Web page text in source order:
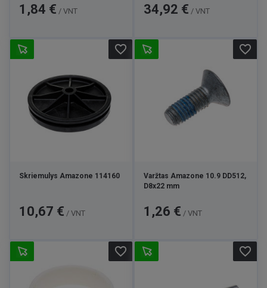
Kaina
1,84 € / VNT
Kaina
34,92 € / VNT
Skriemulys Amazone 114160
Kaina
10,67 € / VNT
favorite_border
Varžtas Amazone 10.9 DD512,
D8x22 mm
Kaina
1,26 € / VNT
favorite_border
favorite_border favorite_border